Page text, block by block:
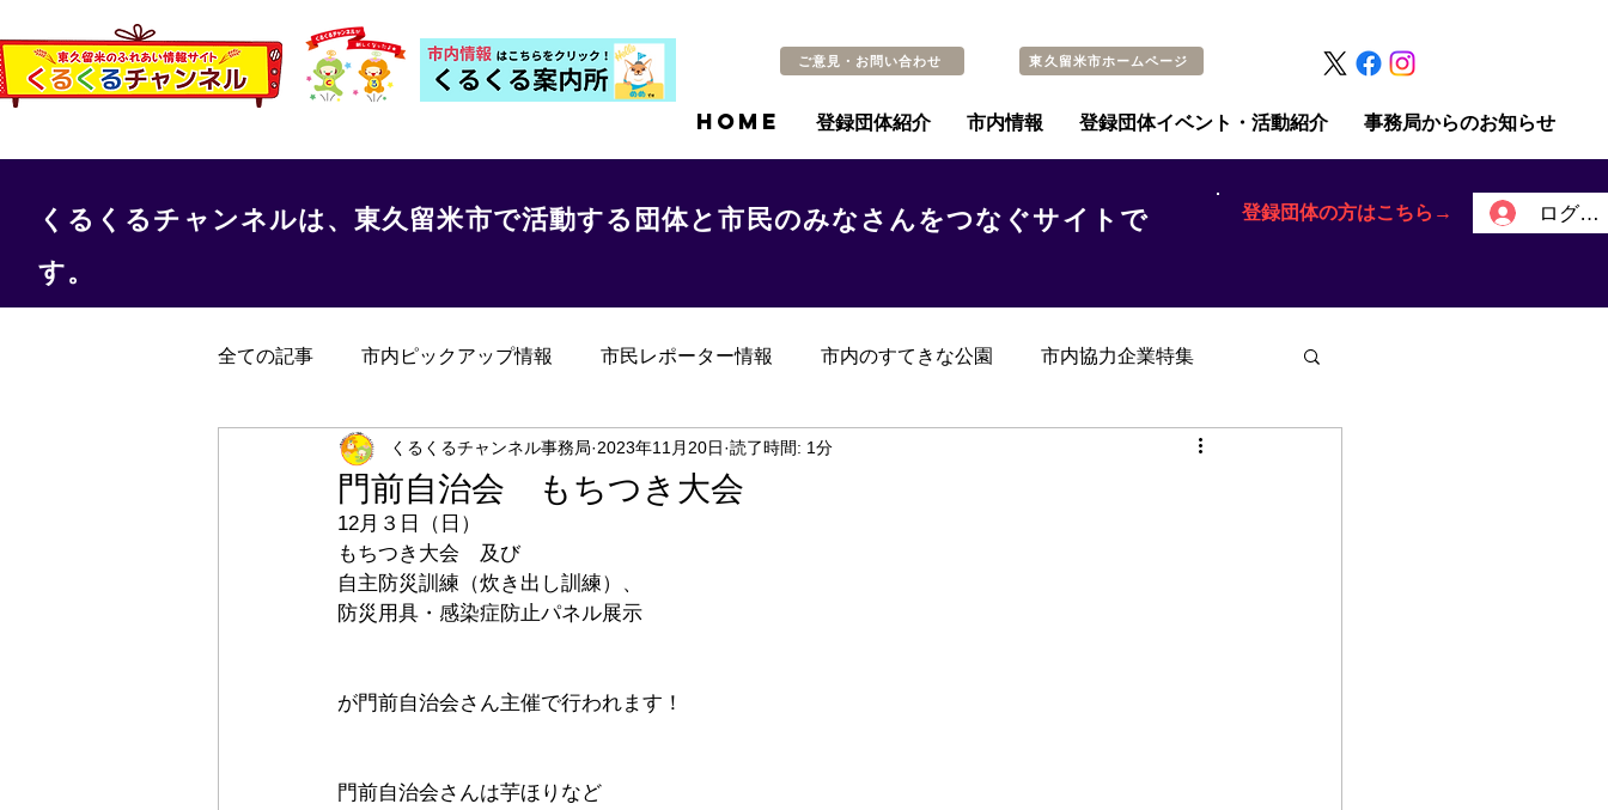
ご意見・お問い合わせ 東久留米市ホームページ
HOME 登録団体紹介 市内情報 登録団体イベント・活動紹介 事務局からのお知らせ
くるくるチャンネルは、東久留米市で活動する団体と市民のみなさんをつなぐサイトで
す。
登録団体の方はこちら→ ログイ
全ての記事 市内ピックアップ情報 市民レポーター情報 市内のすてきな公園 市内協力企業特集
くるくる保健室 事務局からのお知らせ その他 過去の記事
門前自治会 もちつき大会
くるくるチャンネル事務局 2023年11月20日 読了時間: 1分
12月３日（日）
もちつき大会　及び
自主防災訓練（炊き出し訓練）、
防災用具・感染症防止パネル展示
が門前自治会さん主催で行われます！
門前自治会さんは芋ほりなど